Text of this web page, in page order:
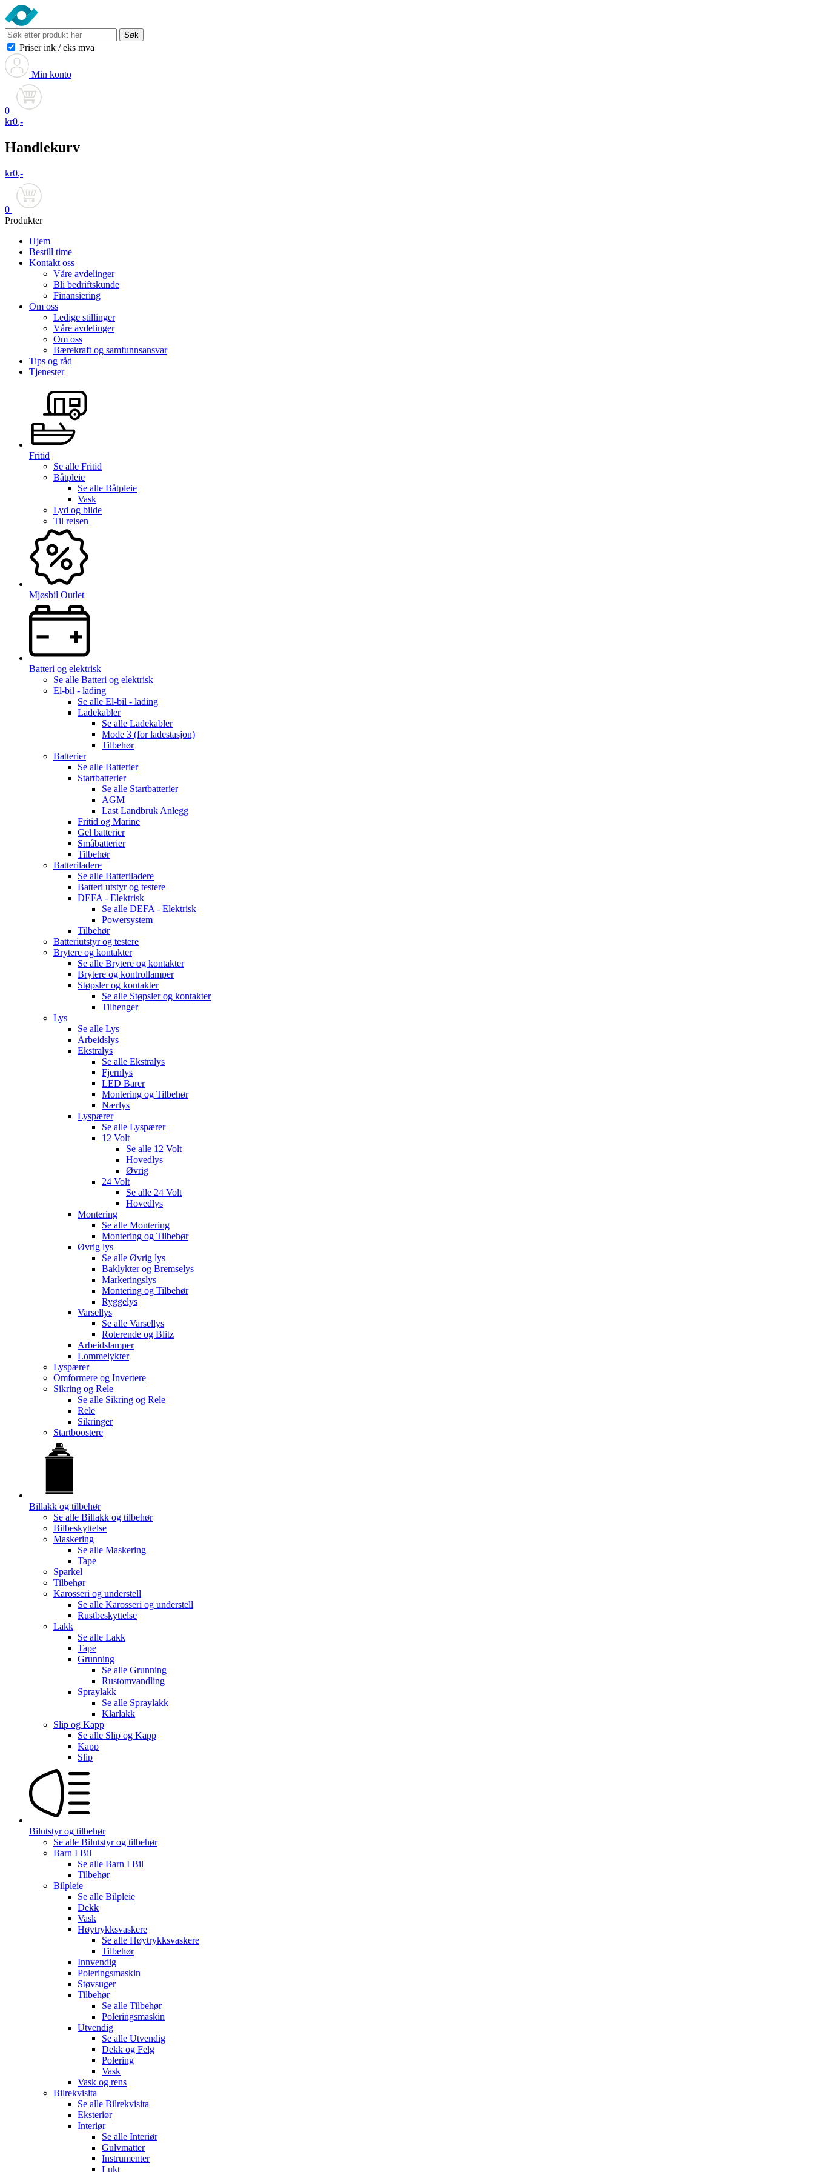
Søk
Priser ink / eks mva
Min konto
0
kr0,-
Handlekurv
kr0,-
0
Produkter
Hjem
Bestill time
Kontakt oss
Våre avdelinger
Bli bedriftskunde
Finansiering
Om oss
Ledige stillinger
Våre avdelinger
Om oss
Bærekraft og samfunnsansvar
Tips og råd
Tjenester
Fritid
Se alle Fritid
Båtpleie
Se alle Båtpleie
Vask
Lyd og bilde
Til reisen
Mjøsbil Outlet
Batteri og elektrisk
Se alle Batteri og elektrisk
El-bil - lading
Se alle El-bil - lading
Ladekabler
Se alle Ladekabler
Mode 3 (for ladestasjon)
Tilbehør
Batterier
Se alle Batterier
Startbatterier
Se alle Startbatterier
AGM
Last Landbruk Anlegg
Fritid og Marine
Gel batterier
Småbatterier
Tilbehør
Batteriladere
Se alle Batteriladere
Batteri utstyr og testere
DEFA - Elektrisk
Se alle DEFA - Elektrisk
Powersystem
Tilbehør
Batteriutstyr og testere
Brytere og kontakter
Se alle Brytere og kontakter
Brytere og kontrollamper
Støpsler og kontakter
Se alle Støpsler og kontakter
Tilhenger
Lys
Se alle Lys
Arbeidslys
Ekstralys
Se alle Ekstralys
Fjernlys
LED Barer
Montering og Tilbehør
Nærlys
Lyspærer
Se alle Lyspærer
12 Volt
Se alle 12 Volt
Hovedlys
Øvrig
24 Volt
Se alle 24 Volt
Hovedlys
Montering
Se alle Montering
Montering og Tilbehør
Øvrig lys
Se alle Øvrig lys
Baklykter og Bremselys
Markeringslys
Montering og Tilbehør
Ryggelys
Varsellys
Se alle Varsellys
Roterende og Blitz
Arbeidslamper
Lommelykter
Lyspærer
Omformere og Invertere
Sikring og Rele
Se alle Sikring og Rele
Rele
Sikringer
Startboostere
Billakk og tilbehør
Se alle Billakk og tilbehør
Bilbeskyttelse
Maskering
Se alle Maskering
Tape
Sparkel
Tilbehør
Karosseri og understell
Se alle Karosseri og understell
Rustbeskyttelse
Lakk
Se alle Lakk
Tape
Grunning
Se alle Grunning
Rustomvandling
Spraylakk
Se alle Spraylakk
Klarlakk
Slip og Kapp
Se alle Slip og Kapp
Kapp
Slip
Bilutstyr og tilbehør
Se alle Bilutstyr og tilbehør
Barn I Bil
Se alle Barn I Bil
Tilbehør
Bilpleie
Se alle Bilpleie
Dekk
Vask
Høytrykksvaskere
Se alle Høytrykksvaskere
Tilbehør
Innvendig
Poleringsmaskin
Støvsuger
Tilbehør
Se alle Tilbehør
Poleringsmaskin
Utvendig
Se alle Utvendig
Dekk og Felg
Polering
Vask
Vask og rens
Bilrekvisita
Se alle Bilrekvisita
Eksteriør
Interiør
Se alle Interiør
Gulvmatter
Instrumenter
Lukt